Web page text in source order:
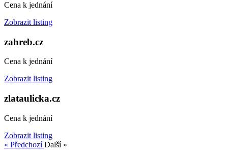
Cena k jednání
Zobrazit listing
zahreb.cz
Cena k jednání
Zobrazit listing
zlataulicka.cz
Cena k jednání
Zobrazit listing
« PředchozíDalší »